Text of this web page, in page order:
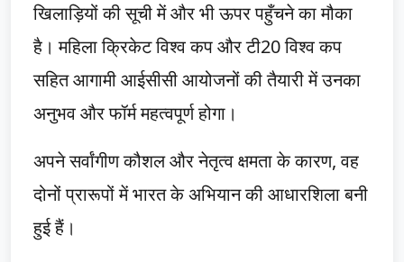
खिलाड़ियों की सूची में और भी ऊपर पहुँचने का मौका
है। महिला क्रिकेट विश्व कप और टी20 विश्व कप
सहित आगामी आईसीसी आयोजनों की तैयारी में उनका
अनुभव और फॉर्म महत्वपूर्ण होगा।
अपने सर्वांगीण कौशल और नेतृत्व क्षमता के कारण, वह
दोनों प्रारूपों में भारत के अभियान की आधारशिला बनी
हुई हैं।